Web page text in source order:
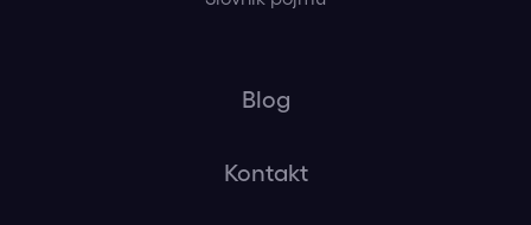
Blog
Kontakt